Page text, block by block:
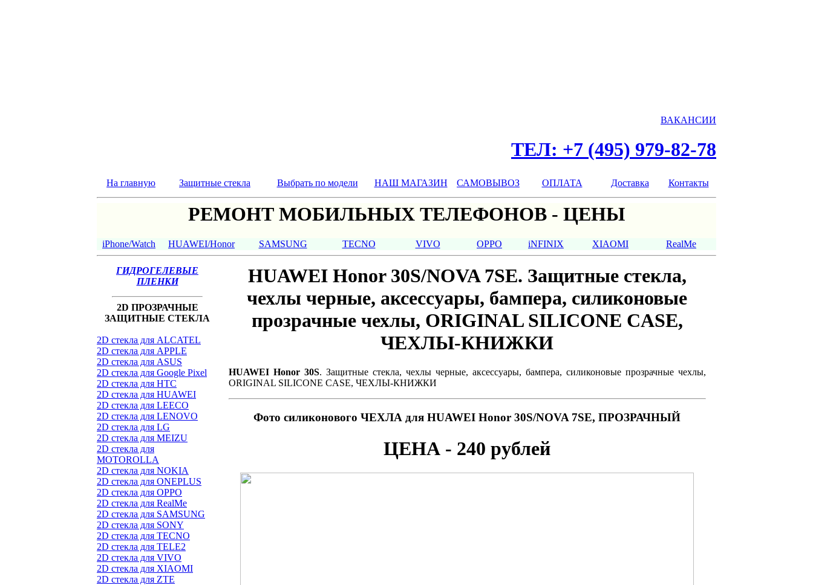
ВАКАНСИИ
ТЕЛ: +7 (495) 979-82-78
На главную Защитные стекла Выбрать по модели НАШ МАГАЗИН САМОВЫВОЗ ОПЛАТА Доставка Контакты
РЕМОНТ МОБИЛЬНЫХ ТЕЛЕФОНОВ - ЦЕНЫ
iPhone/Watch HUAWEI/Honor SAMSUNG TECNO VIVO OPPO iNFINIX XIAOMI RealMe
ГИДРОГЕЛЕВЫЕ
ПЛЕНКИ
2D ПРОЗРАЧНЫЕ
ЗАЩИТНЫЕ СТЕКЛА
2D стекла для ALCATEL
2D стекла для APPLE
2D стекла для ASUS
2D стекла для Google Pixel
2D стекла для HTC
2D стекла для HUAWEI
2D стекла для LEECO
2D стекла для LENOVO
2D стекла для LG
2D стекла для MEIZU
2D стекла для
MOTOROLLA
2D стекла для NOKIA
2D стекла для ONEPLUS
2D стекла для OPPO
2D стекла для RealMe
2D стекла для SAMSUNG
2D стекла для SONY
2D стекла для TECNO
2D стекла для TELE2
2D стекла для VIVO
2D стекла для XIAOMI
2D стекла для ZTE
HUAWEI Honor 30S/NOVA 7SE. Защитные стекла,
чехлы черные, аксессуары, бампера, силиконовые
прозрачные чехлы, ORIGINAL SILICONE CASE,
ЧЕХЛЫ-КНИЖКИ
HUAWEI Honor 30S. Защитные стекла, чехлы черные, аксессуары, бампера, силиконовые прозрачные чехлы,
ORIGINAL SILICONE CASE, ЧЕХЛЫ-КНИЖКИ
Фото силиконового ЧЕХЛА для HUAWEI Honor 30S/NOVA 7SE, ПРОЗРАЧНЫЙ
ЦЕНА - 240 рублей